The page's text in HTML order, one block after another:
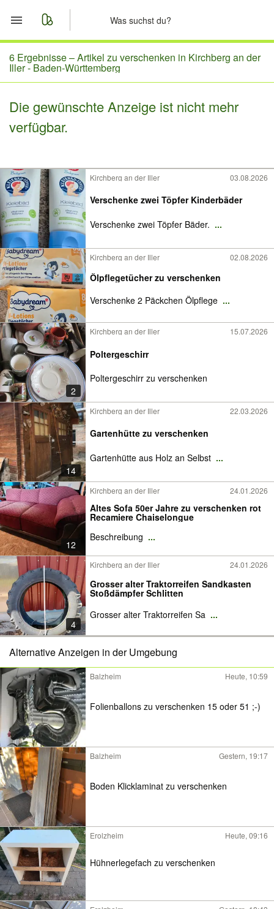
Start
Merkliste
Nachrichten
6 Ergebnisse –Artikel zu verschenken in Kirchberg an der
Iller - Baden-Württemberg
Die gewünschte Anzeige ist nicht mehr
verfügbar.
Kirchberg an der Iller 03.08.2026
Verschenke zwei Töpfer Kinderbäder
Verschenke zwei Töpfer Bäder. ...
Kirchberg an der Iller 02.08.2026
Ölpflegetücher zu verschenken
Verschenke 2 Päckchen Ölpflege ...
2
Kirchberg an der Iller 15.07.2026
Poltergeschirr
Poltergeschirr zu verschenken
14
Kirchberg an der Iller 22.03.2026
Gartenhütte zu verschenken
Gartenhütte aus Holz an Selbst ...
12
Kirchberg an der Iller 24.01.2026
Altes Sofa 50er Jahre zu verschenken rot
Recamiere Chaiselongue
Beschreibung ...
4
Kirchberg an der Iller 24.01.2026
Grosser alter Traktorreifen Sandkasten
Stoßdämpfer Schlitten
Grosser alter Traktorreifen Sa ...
Alternative Anzeigen in der Umgebung
Balzheim Heute, 10:59
Folienballons zu verschenken 15 oder 51 ;-)
Balzheim Gestern, 19:17
Boden Klicklaminat zu verschenken
Erolzheim Heute, 09:16
Hühnerlegefach zu verschenken